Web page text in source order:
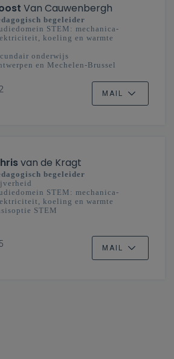
Van Cauwenbergh
begeleider
STEM: mechanica-
koeling en warmte
onderwijs
en Mechelen-Brussel
MAIL
van de Kragt
begeleider
STEM: mechanica-
koeling en warmte
STEM
MAIL